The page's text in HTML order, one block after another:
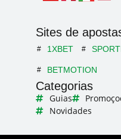
Sites de
1XBET
BETMOTION
Categorias
Guias
Novidades